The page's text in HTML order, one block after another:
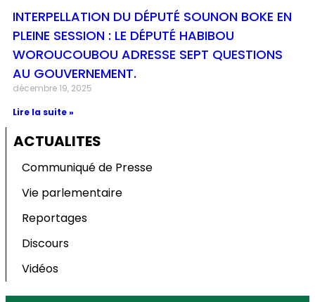
INTERPELLATION DU DÉPUTÉ SOUNON BOKE EN
PLEINE SESSION : LE DÉPUTÉ HABIBOU
WOROUCOUBOU ADRESSE SEPT QUESTIONS
AU GOUVERNEMENT.
décembre 19, 2025
Lire la suite »
ACTUALITES
Communiqué de Presse
Vie parlementaire
Reportages
Discours
Vidéos